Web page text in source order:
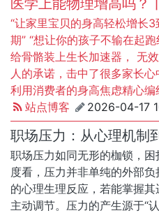
“让家里宝贝的身高轻松增长
期” “想让你的孩子不输在起
给骨骼装上生长加速器， 无
人的承诺，击中了很多家长
利用消费者的身高焦虑精心编
站点博客
2026-04-17
职场压力：从心理机制
职场压力如同无形的枷锁，
度看，压力并非单纯的外部
的心理生理反应，若能掌握
主动调节。压力的产生源于“